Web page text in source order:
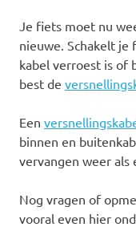
Je fiets moet nu
nieuwe. Schakelt je
kabel verroest is of
best de
Een
binnen en
vervangen weer als
Nog vragen of
vooral even hier